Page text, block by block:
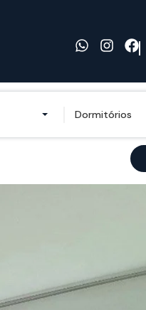
Dormitórios